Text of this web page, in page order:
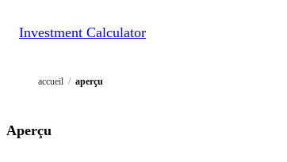
Investment Calculator
accueil / aperçu
Aperçu